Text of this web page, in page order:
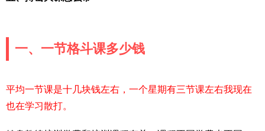
一、一节格斗课多少钱
平均一节课是十几块钱左右，一个星期有三节课左右我现在
也在学习散打。